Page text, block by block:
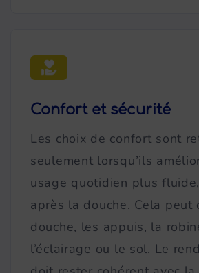
Confort et sécurité
Les choix de confort sont
seulement lorsqu’ils
usage quotidien plus
après la douche. Cela peut
douche, les appuis, la
l’éclairage ou le sol. Le